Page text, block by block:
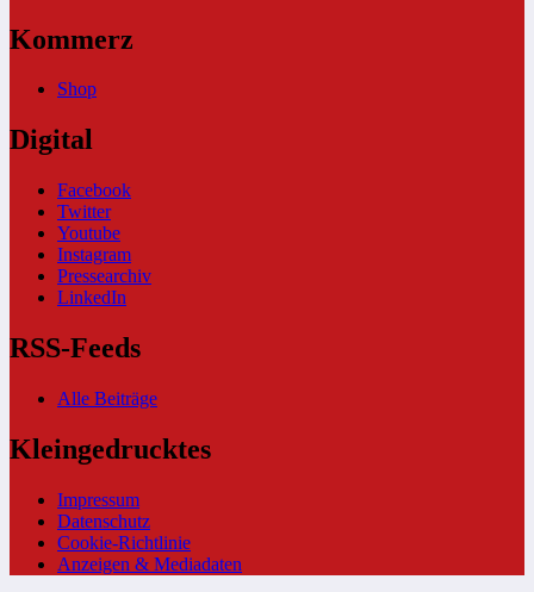
Kommerz
Shop
Digital
Facebook
Twitter
Youtube
Instagram
Pressearchiv
LinkedIn
RSS-Feeds
Alle Beiträge
Kleingedrucktes
Impressum
Datenschutz
Cookie-Richtlinie
Anzeigen & Mediadaten